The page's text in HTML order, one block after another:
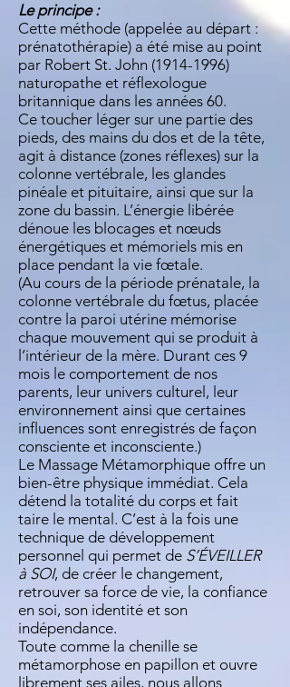
Le principe :
Cette méthode (appelée au départ :
prénatothérapie) a été mise au point
par Robert St. John (1914-1996)
naturopathe et réflexologue
britannique dans les années 60.
Ce toucher léger sur une partie des
pieds, des mains du dos et de la tête,
agit à distance (zones réflexes) sur la
colonne vertébrale, les glandes
pinéale et pituitaire, ainsi que sur la
zone du bassin. L’énergie libérée
dénoue les blocages et nœuds
énergétiques et mémoriels mis en
place pendant la vie fœtale.
(Au cours de la période prénatale, la
colonne vertébrale du fœtus, placée
contre la paroi utérine mémorise
chaque mouvement qui se produit à
l’intérieur de la mère. Durant ces 9
mois le comportement de nos
parents, leur univers culturel, leur
environnement ainsi que certaines
influences sont enregistrés de façon
consciente et inconsciente.)
Le Massage Métamorphique offre un
bien-être physique immédiat. Cela
détend la totalité du corps et fait
taire le mental. C’est à la fois une
technique de développement
personnel qui permet de S’ÉVEILLER
à SOI, de créer le changement,
retrouver sa force de vie, la confiance
en soi, son identité et son
indépendance.
Toute comme la chenille se
métamorphose en papillon et ouvre
librement ses ailes, nous allons